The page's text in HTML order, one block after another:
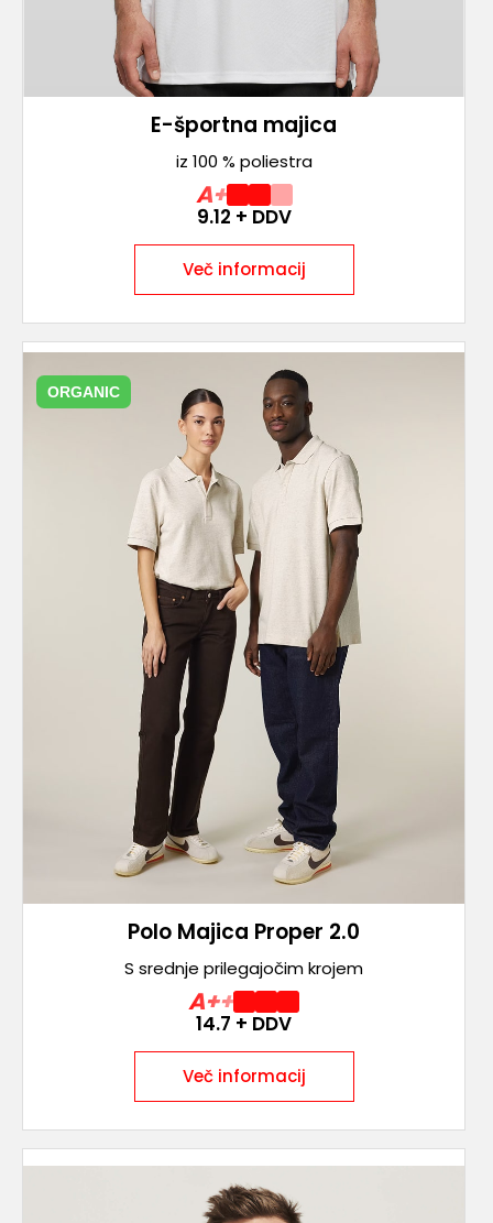
E-športna majica
iz 100 % poliestra
A+
9.12 + DDV
Več informacij
ORGANIC
Polo Majica Proper 2.0
S srednje prilegajočim krojem
A++
14.7 + DDV
Več informacij